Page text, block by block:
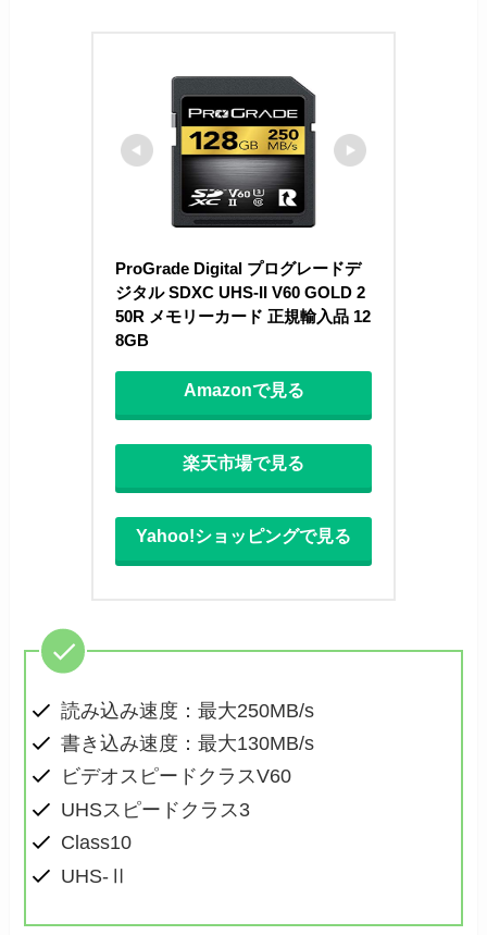
ProGrade Digital プログレードデ
ジタル SDXC UHS-II V60 GOLD 2
50R メモリーカード 正規輸入品 12
8GB
Amazonで見る
楽天市場で見る
Yahoo!ショッピングで見る
読み込み速度：最大250MB/s
書き込み速度：最大130MB/s
ビデオスピードクラスV60
UHSスピードクラス3
Class10
UHS-Ⅱ